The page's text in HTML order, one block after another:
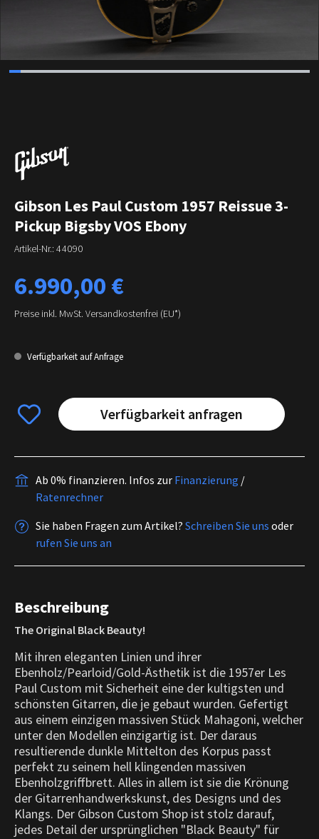
Gibson Les Paul Custom 1957 Reissue 3-
Pickup Bigsby VOS Ebony
Artikel-Nr.: 44090
Regulärer Preis:
6.990,00 €
Preise inkl. MwSt. Versandkostenfrei (EU*)
Verfügbarkeit auf Anfrage
Verfügbarkeit anfragen
Ab 0% finanzieren. Infos zur Finanzierung /
Ratenrechner
Sie haben Fragen zum Artikel? Schreiben Sie uns oder
rufen Sie uns an
Beschreibung
The Original Black Beauty!
Mit ihren eleganten Linien und ihrer
Ebenholz/Pearloid/Gold-Ästhetik ist die 1957er Les
Paul Custom mit Sicherheit eine der kultigsten und
schönsten Gitarren, die je gebaut wurden. Gefertigt
aus einem einzigen massiven Stück Mahagoni, welcher
unter den Modellen einzigartig ist. Der daraus
resultierende dunkle Mittelton des Korpus passt
perfekt zu seinem hell klingenden massiven
Ebenholzgriffbrett. Alles in allem ist sie die Krönung
der Gitarrenhandwerkskunst, des Designs und des
Klangs. Der Gibson Custom Shop ist stolz darauf,
jedes Detail der ursprünglichen "Black Beauty" für